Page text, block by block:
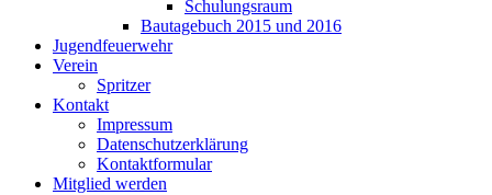
Schulungsraum
Bautagebuch 2015 und 2016
Jugendfeuerwehr
Verein
Spritzer
Kontakt
Impressum
Datenschutzerklärung
Kontaktformular
Mitglied werden